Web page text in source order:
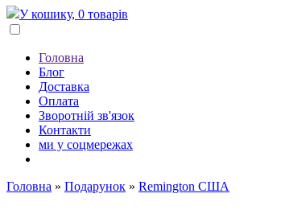
У кошику, 0 товарів
Головна
Блог
Доставка
Оплата
Зворотній зв'язок
Контакти
ми у соцмережах
Головна » Подарунок » Remington США